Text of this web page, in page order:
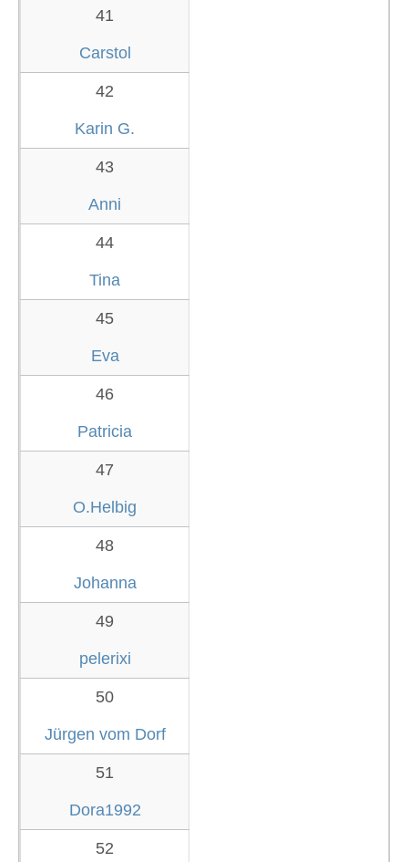
41
Carstol
42
Karin G.
43
Anni
44
Tina
45
Eva
46
Patricia
47
O.Helbig
48
Johanna
49
pelerixi
50
Jürgen vom Dorf
51
Dora1992
52